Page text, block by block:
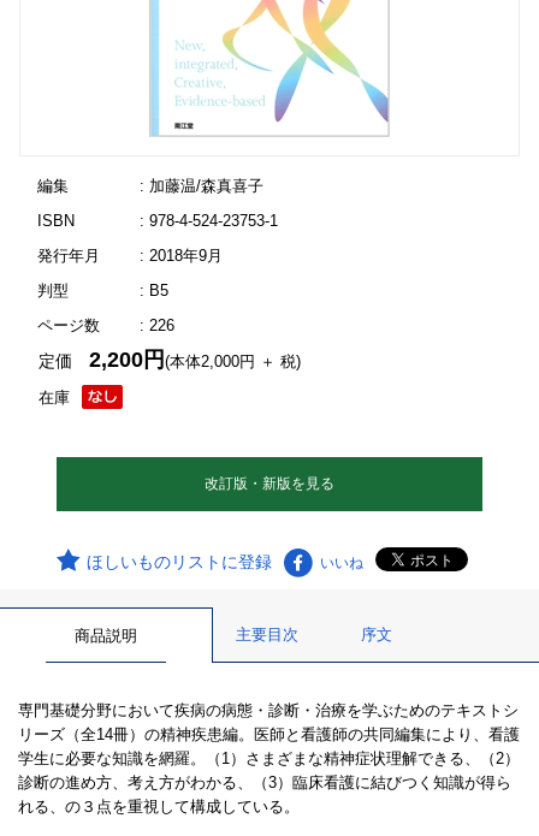
編集
: 加藤温/森真喜子
ISBN
: 978-4-524-23753-1
発行年月
: 2018年9月
判型
: B5
ページ数
: 226
在庫
定価2,200円(本体2,000円 ＋ 税)
改訂版・新版を見る
ほしいものリストに登録 いいね
商品説明 主要目次 序文
専門基礎分野において疾病の病態・診断・治療を学ぶためのテキストシ
リーズ（全14冊）の精神疾患編。医師と看護師の共同編集により、看護
学生に必要な知識を網羅。（1）さまざまな精神症状理解できる、（2）
診断の進め方、考え方がわかる、（3）臨床看護に結びつく知識が得ら
れる、の３点を重視して構成している。